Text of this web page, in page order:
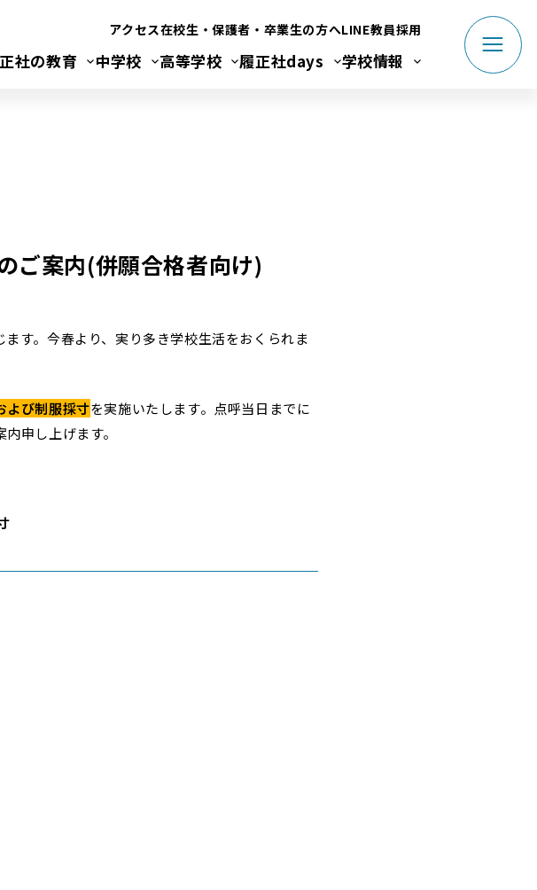
アクセス在校生・保護者・卒業生の方へLINE教員採用
社の教育 中学校 高等学校 履正社days 学校情報
ご案内(併願合格者向け)
す。今春より、実り多き学校生活をおくられま
よび制服採寸を実施いたします。点呼当日までに
申し上げます。